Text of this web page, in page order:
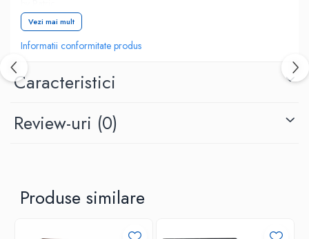
Comandă acum și bucură-te de livrare rapidă. Stoc limitat!
Vezi mai mult
Informatii conformitate produs
Caracteristici
Review-uri (0)
Produse similare